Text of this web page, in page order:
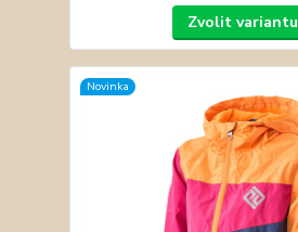
Zvolit variantu
Novinka